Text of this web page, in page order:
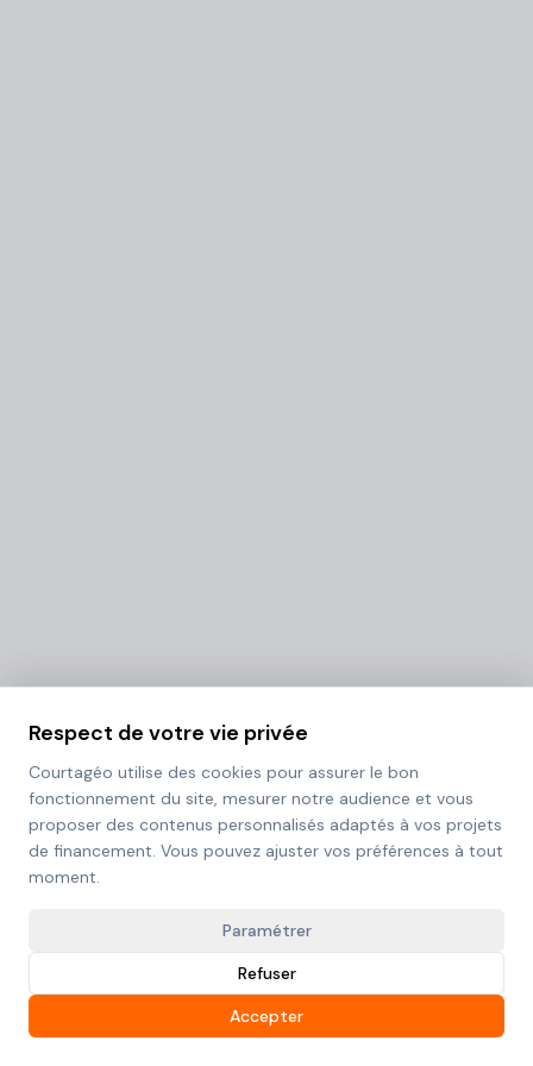
Respect de votre vie privée
Courtagéo utilise des cookies pour assurer le bon
fonctionnement du site, mesurer notre audience et vous
proposer des contenus personnalisés adaptés à vos projets
de financement. Vous pouvez ajuster vos préférences à tout
moment.
Paramétrer
Refuser
Accepter